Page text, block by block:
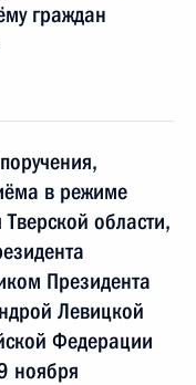
граждан
в режиме
области,
Президента
Левицкой
Федерации
ноября